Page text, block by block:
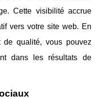
Cette visibilité accrue
vers votre site web. En
de qualité, vous pouvez
dans les résultats de